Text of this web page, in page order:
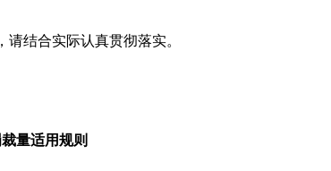
结合实际认真贯彻落实。
量适用规则